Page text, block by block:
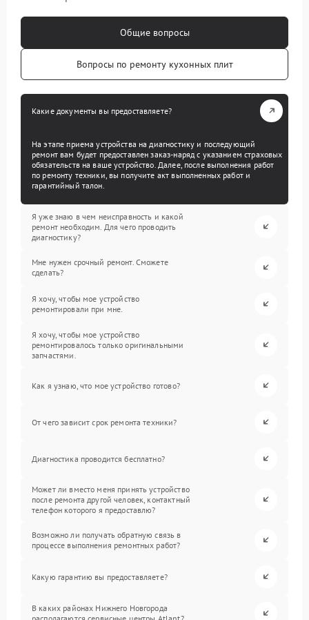
Общие вопросы
Вопросы по ремонту кухонных плит
Какие документы вы предоставляете?
На этапе приема устройства на диагностику и последующий
ремонт вам будет предоставлен заказ-наряд с указанием страховых
обязательств на ваше устройство. Далее, после выполнения работ
по ремонту техники, вы получите акт выполненных работ и
гарантийный талон.
Я уже знаю в чем неисправность и какой
ремонт необходим. Для чего проводить
диагностику?
Мне нужен срочный ремонт. Сможете
сделать?
Я хочу, чтобы мое устройство
ремонтировали при мне.
Я хочу, чтобы мое устройство
ремонтировалось только оригинальными
запчастями.
Как я узнаю, что мое устройство готово?
От чего зависит срок ремонта техники?
Диагностика проводится бесплатно?
Может ли вместо меня принять устройство
после ремонта другой человек, контактный
телефон которого я предоставлю?
Возможно ли получать обратную связь в
процессе выполнения ремонтных работ?
Какую гарантию вы предоставляете?
В каких районах Нижнего Новгорода